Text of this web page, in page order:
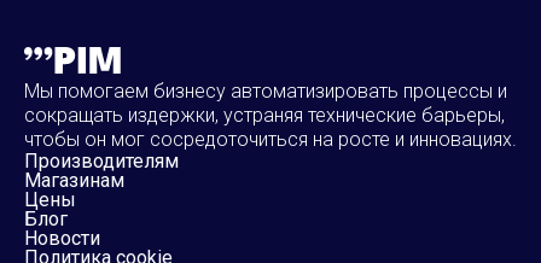
Мы помогаем бизнесу автоматизировать процессы и
сокращать издержки, устраняя технические барьеры,
чтобы он мог сосредоточиться на росте и инновациях.
Производителям
Магазинам
Цены
Блог
Новости
Политика cookie